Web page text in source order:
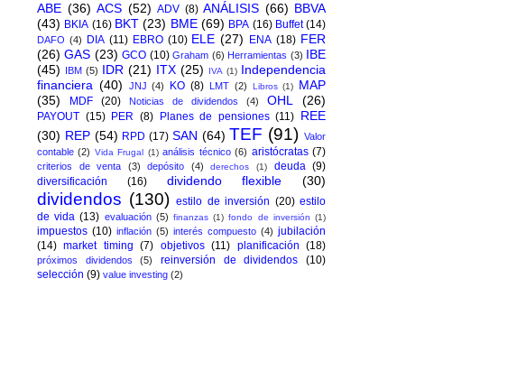
ABE (36) ACS (52) ADV (8) ANÁLISIS (66) BBVA
(43) BKIA (16) BKT (23) BME (69) BPA (16) Buffet (14)
DAFO (4) DIA (11) EBRO (10) ELE (27) ENA (18) FER
(26) GAS (23) GCO (10) Graham (6) Herramientas (3) IBE
(45) IBM (5) IDR (21) ITX (25) IVA (1) Independencia
financiera (40) JNJ (4) KO (8) LMT (2) Libros (1)
MAP
(35)
MDF (20) Noticias de dividendos (4) OHL (26)
PAYOUT (15) PER (8) Planes de pensiones (11) REE
(30) REP (54) RPD (17) SAN (64) TEF (91) Valor
contable (2) Vida Frugal (1) análisis técnico (6) aristócratas (7)
criterios de venta (3) depósito (4) derechos (1) deuda (9)
diversificación
(16) dividendo flexible (30)
dividendos (130) estilo de inversión (20) estilo
de vida (13) evaluación (5) finanzas (1) fondo de inversión (1)
impuestos (10) inflación (5) interés compuesto (4) jubilación
(14) market timing (7) objetivos (11) planificación (18)
próximos dividendos (5) reinversión de dividendos
(10)
selección (9) value investing (2)